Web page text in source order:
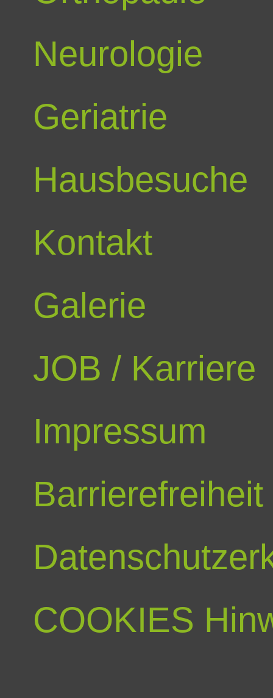
Neurologie
Geriatrie
Hausbesuche
Kontakt
Galerie
JOB / Karriere
Impressum
Barrierefreiheit
COOKIES